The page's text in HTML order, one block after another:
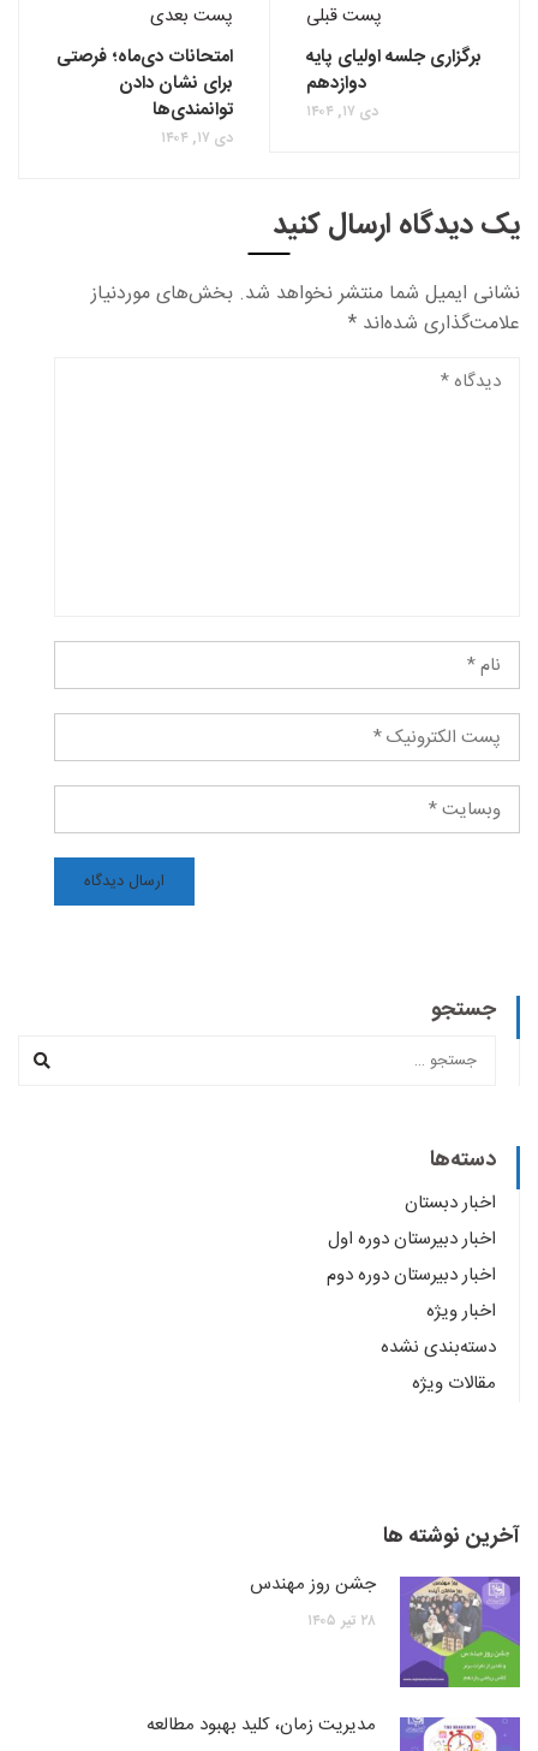
پست قبلی
برگزاری جلسه اولیای پایه
دوازدهم
دی ۱۷, ۱۴۰۴
پست بعدی
امتحانات دی‌ماه؛ فرصتی
برای نشان دادن
توانمندی‌ها
دی ۱۷, ۱۴۰۴
یک دیدگاه ارسال کنید
نشانی ایمیل شما منتشر نخواهد شد. بخش‌های موردنیاز
علامت‌گذاری شده‌اند *
جستجو
دسته‌ها
اخبار دبستان
اخبار دبیرستان دوره اول
اخبار دبیرستان دوره دوم
اخبار ویژه
دسته‌بندی نشده
مقالات ویژه
آخرین نوشته ها
جشن روز مهندس
۲۸ تیر ۱۴۰۵
مدیریت زمان، کلید بهبود مطالعه